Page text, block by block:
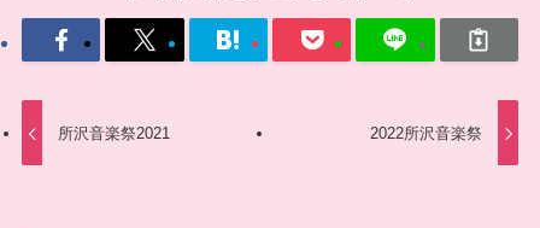
所沢音楽祭2021 2022所沢音楽祭